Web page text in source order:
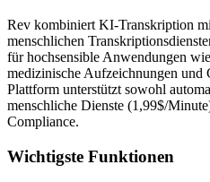
Rev kombiniert KI-Transkription
menschlichen
für hochsensible Anwendungen
medizinische Aufzeichnungen
Plattform unterstützt sowohl
menschliche Dienste (1,99$/
Compliance.
Wichtigste Funktionen